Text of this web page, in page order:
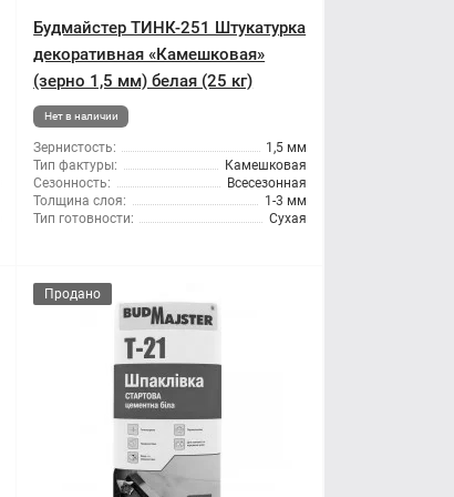
Будмайстер ТИНК-251 Штукатурка
декоративная «Камешковая»
(зерно 1,5 мм) белая (25 кг)
Нет в наличии
Зернистость:
1,5 мм
Тип фактуры:
Камешковая
Сезонность:
Всесезонная
Толщина слоя:
1-3 мм
Тип готовности:
Сухая
Продано